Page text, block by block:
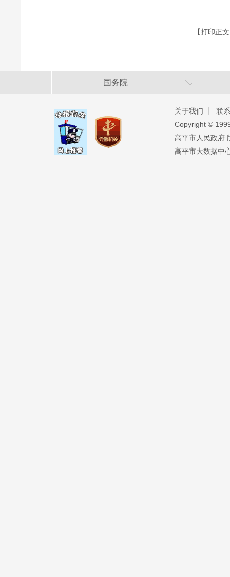
【打印正
国务院
关于我们
联
Copyright ©️
高平市人民政府
高平市大数据